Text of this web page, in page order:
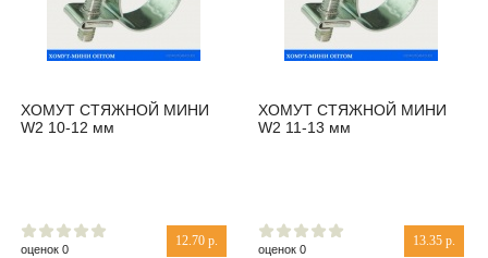
ХОМУТ СТЯЖНОЙ МИНИ
W2 10-12 мм
12.70 р.
оценок 0
ХОМУТ СТЯЖНОЙ МИНИ
W2 11-13 мм
13.35 р.
оценок 0